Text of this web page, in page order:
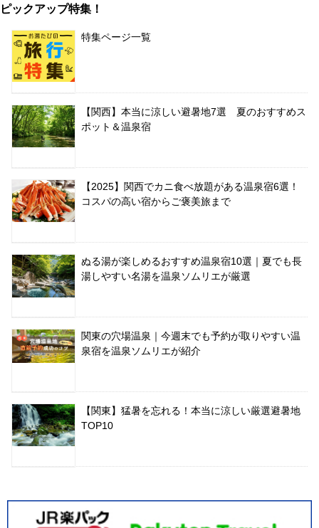
ピックアップ特集！
特集ページ一覧
【関西】本当に涼しい避暑地7選 夏のおすすめス
ポット＆温泉宿
【2025】関西でカニ食べ放題がある温泉宿6選！
コスパの高い宿からご褒美旅まで
ぬる湯が楽しめるおすすめ温泉宿10選｜夏でも長
湯しやすい名湯を温泉ソムリエが厳選
関東の穴場温泉｜今週末でも予約が取りやすい温
泉宿を温泉ソムリエが紹介
【関東】猛暑を忘れる！本当に涼しい厳選避暑地
TOP10